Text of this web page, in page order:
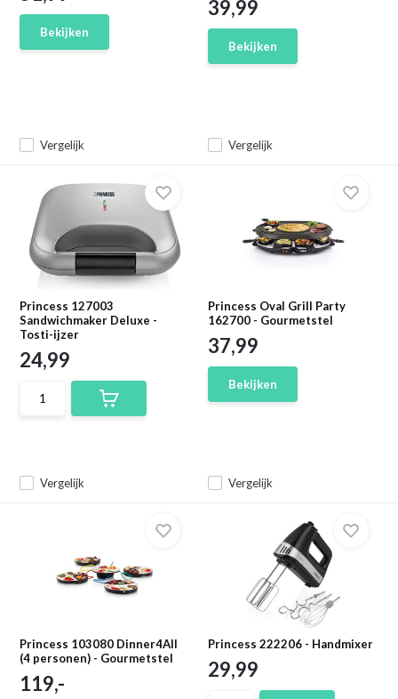
Vergelijk
Bekijken
Vergelijk
39,99
Bekijken
Princess 127003
Sandwichmaker Deluxe -
Tosti-ijzer
Vergelijk
24,99
Princess Oval Grill Party
162700 - Gourmetstel
Vergelijk
37,99
Bekijken
Princess 103080 Dinner4All
(4 personen) - Gourmetstel
119,-
Princess 222206 - Handmixer
29,99